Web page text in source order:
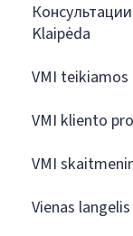
Klaipėda
VMI teikiamos
VMI kliento
VMI
Vienas